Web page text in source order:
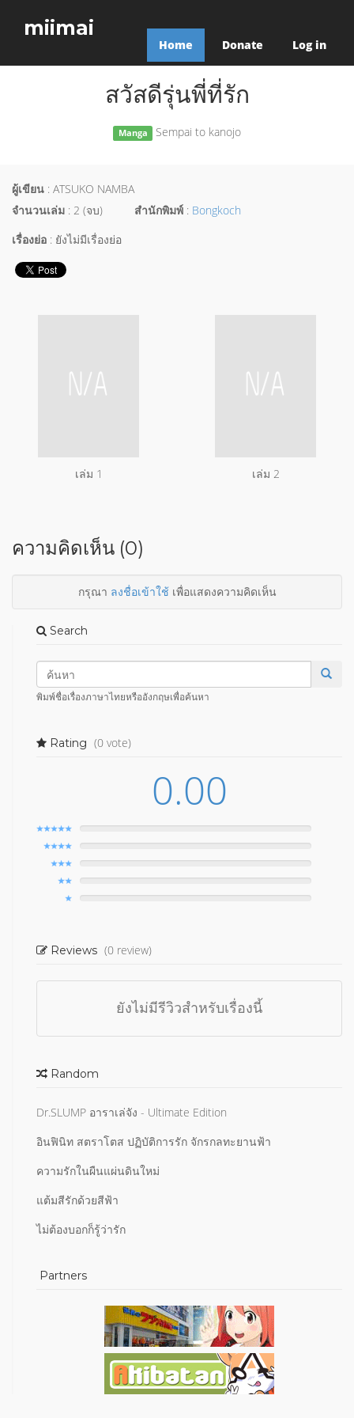
miimai
Home Donate Log in
สวัสดีรุ่นพี่ที่รัก
Manga Sempai to kanojo
ผู้เขียน : ATSUKO NAMBA
จำนวนเล่ม : 2 (จบ) สำนักพิมพ์ : Bongkoch
เรื่องย่อ : ยังไม่มีเรื่องย่อ
เล่ม 1 เล่ม 2
ความคิดเห็น (0)
กรุณา ลงชื่อเข้าใช้เพื่อแสดงความคิดเห็น
Search
พิมพ์ชื่อเรื่องภาษาไทยหรืออังกฤษเพื่อค้นหา
Rating (0 vote)
0.00
Reviews (0 review)
ยังไม่มีรีวิวสำหรับเรื่องนี้
Random
Dr.SLUMP อาราเล่จัง - Ultimate Edition
อินฟินิท สตราโตส ปฏิบัติการรัก จักรกลทะยานฟ้า
ความรักในผืนแผ่นดินใหม่
แต้มสีรักด้วยสีฟ้า
ไม่ต้องบอกก็รู้ว่ารัก
Partners